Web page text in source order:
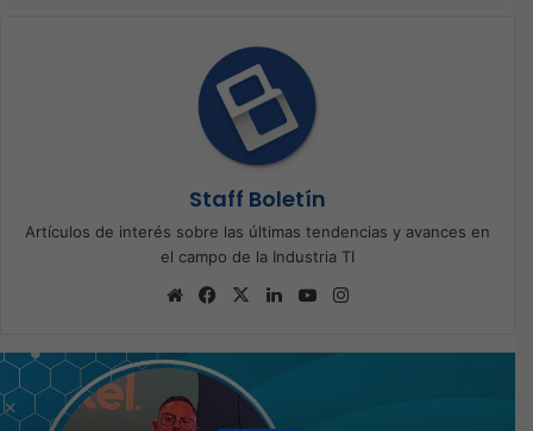
Staff Boletín
Artículos de interés sobre las últimas tendencias y avances en
el campo de la Industria TI
Sitio
Facebook
X LinkedInYouTube